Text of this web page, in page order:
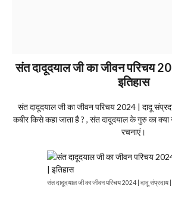
संत दादूदयाल जी का जीवन परिचय
इतिहास
संत दादूदयाल जी का जीवन परिचय 2024 | दादू
कबीर किसे कहा जाता है ? , संत दादूदयाल के गुरु का क्या
रचनाएं।
संत दादूदयाल जी का जीवन परिचय 2024 | दादू संप्रदाय |